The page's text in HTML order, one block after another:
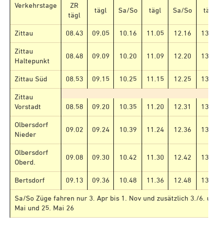
Verkehrstage
ZR
tägl
tägl Sa/So tägl Sa/So tägl
Zittau 08.43 09.05 10.16 11.05 12.16 13.05
Zittau
Haltepunkt
08.48 09.09 10.20 11.09 12.20 13.09
Zittau Süd 08.53 09.15 10.25 11.15 12.25 13.15
Zittau
Vorstadt
08.58 09.20 10.35 11.20 12.31 13.20
Olbersdorf
Nieder
09.02 09.24 10.39 11.24 12.36 13.24
Olbersdorf
Oberd.
09.08 09.30 10.42 11.30 12.42 13.30
Bertsdorf 09.13 09.36 10.48 11.36 12.48 13.36
Sa/So Züge fahren nur 3. Apr bis 1. Nov und zusätzlich 3./6.
Mai und 25. Mai 26